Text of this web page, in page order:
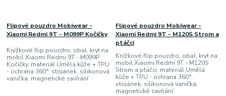
Flipové pouzdro Mobiwear -
Xiaomi Redmi 9T - M099P Kočičky
Knížkové flip pouzdro, obal, kryt na
mobil Xiaomi Redmi 9T - M099P
Kočičky, materiál Umělá kůže + TPU
- ochrana 360°, stojánek, silikonová
vanička, magnetické zavírání
Flipové pouzdro Mobiwear -
Xiaomi Redmi 9T - M120S Strom a
ptáčci
Knížkové flip pouzdro, obal, kryt na
mobil Xiaomi Redmi 9T - M120S
Strom a ptáčci, materiál Umělá
kůže + TPU - ochrana 360°,
stojánek, silikonová vanička,
magnetické zavírání